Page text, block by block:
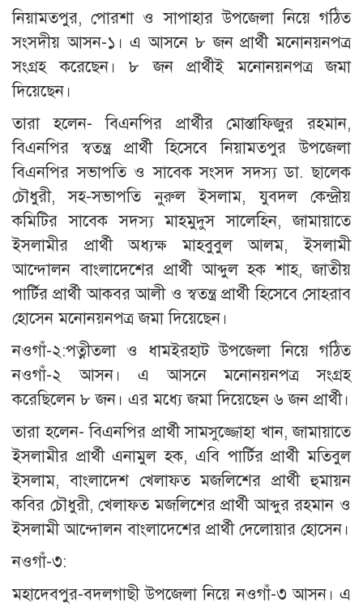
নিয়ামতপুর, পোরশা ও সাপাহার উপজেলা নিয়ে গঠিত
সংসদীয় আসন-১। এ আসনে ৮ জন প্রার্থী মনোনয়নপত্র
সংগ্রহ করেছেন। ৮ জন প্রার্থীই মনোনয়নপত্র জমা
দিয়েছেন।
তারা হলেন- বিএনপির প্রার্থীর মোস্তাফিজুর রহমান,
বিএনপির স্বতন্ত্র প্রার্থী হিসেবে নিয়ামতপুর উপজেলা
বিএনপির সভাপতি ও সাবেক সংসদ সদস্য ডা. ছালেক
চৌধুরী, সহ-সভাপতি নুরুল ইসলাম, যুবদল কেন্দ্রীয়
কমিটির সাবেক সদস্য মাহমুদুস সালেহিন, জামায়াতে
ইসলামীর প্রার্থী অধ্যক্ষ মাহবুবুল আলম, ইসলামী
আন্দোলন বাংলাদেশের প্রার্থী আব্দুল হক শাহ, জাতীয়
পার্টির প্রার্থী আকবর আলী ও স্বতন্ত্র প্রার্থী হিসেবে সোহরাব
হোসেন মনোনয়নপত্র জমা দিয়েছেন।
নওগাঁ-২:পত্নীতলা ও ধামইরহাট উপজেলা নিয়ে গঠিত
নওগাঁ-২ আসন। এ আসনে মনোনয়নপত্র সংগ্রহ
করেছিলেন ৮ জন। এর মধ্যে জমা দিয়েছেন ৬ জন প্রার্থী।
তারা হলেন- বিএনপির প্রার্থী সামসুজ্জোহা খান, জামায়াতে
ইসলামীর প্রার্থী এনামুল হক, এবি পার্টির প্রার্থী মতিবুল
ইসলাম, বাংলাদেশ খেলাফত মজলিশের প্রার্থী হুমায়ন
কবির চৌধুরী, খেলাফত মজলিশের প্রার্থী আব্দুর রহমান ও
ইসলামী আন্দোলন বাংলাদেশের প্রার্থী দেলোয়ার হোসেন।
নওগাঁ-৩:
মহাদেবপুর-বদলগাছী উপজেলা নিয়ে নওগাঁ-৩ আসন। এ